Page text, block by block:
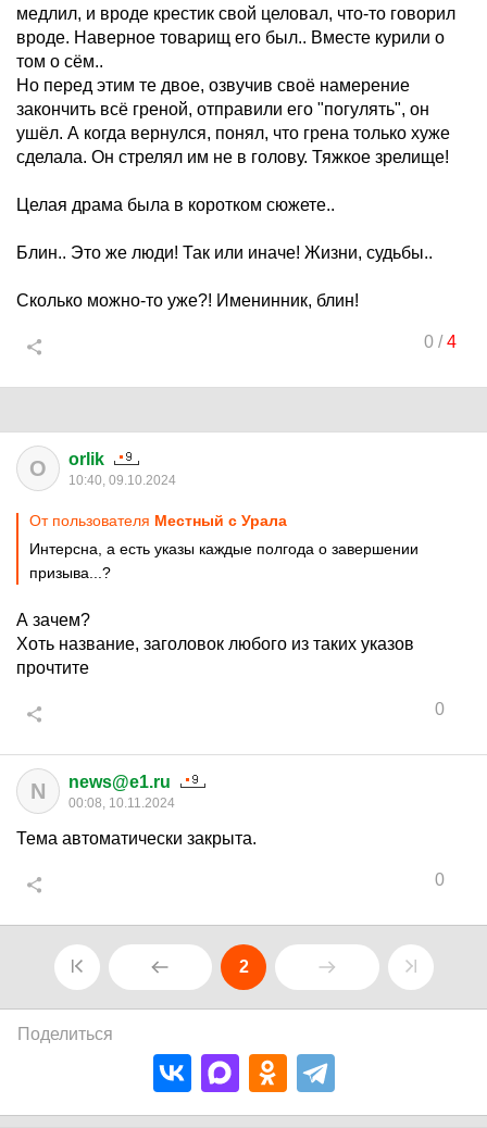
медлил, и вроде крестик свой целовал, что-то говорил
вроде. Наверное товарищ его был.. Вместе курили о
том о сём..
Но перед этим те двое, озвучив своё намерение
закончить всё греной, отправили его "погулять", он
ушёл. А когда вернулся, понял, что грена только хуже
сделала. Он стрелял им не в голову. Тяжкое зрелище!
Целая драма была в коротком сюжете..
Блин.. Это же люди! Так или иначе! Жизни, судьбы..
Сколько можно-то уже?! Именинник, блин!
0/4
O orlik
10:40, 09.10.2024
От пользователя Местный с Урала
Интерсна, а есть указы каждые полгода о завершении
призыва...?
А зачем?
Хоть название, заголовок любого из таких указов
прочтите
0
N news@e1.ru
00:08, 10.11.2024
Тема автоматически закрыта.
0
2
Поделиться